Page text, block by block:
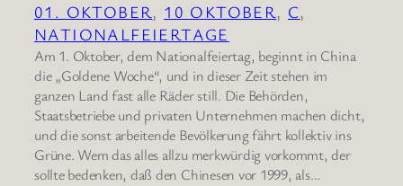
01. OKTOBER, 10 OKTOBER, C
NATIONALFEIERTAGE
Am 1. Oktober, dem Nationalfeiertag, beginnt in China
die „Goldene Woche“, und in dieser Zeit stehen im
ganzen Land fast alle Räder still. Die Behörden,
Staatsbetriebe und privaten Unternehmen machen dicht,
und die sonst arbeitende Bevölkerung fährt kollektiv ins
Grüne. Wem das alles allzu merkwürdig vorkommt, der
sollte bedenken, daß den Chinesen vor 1999, als…